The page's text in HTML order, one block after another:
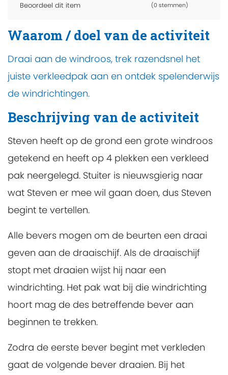
Beoordeel dit item (0 stemmen)
Waarom / doel van de activiteit
Draai aan de windroos, trek razendsnel het
juiste verkleedpak aan en ontdek spelenderwijs
de windrichtingen.
Beschrijving van de activiteit
Steven heeft op de grond een grote windroos
getekend en heeft op 4 plekken een verkleed
pak neergelegd. Stuiter is nieuwsgierig naar
wat Steven er mee wil gaan doen, dus Steven
begint te vertellen.
Alle bevers mogen om de beurten een draai
geven aan de draaischijf. Als de draaischijf
stopt met draaien wijst hij naar een
windrichting. Het pak wat bij die windrichting
hoort mag de des betreffende bever aan
beginnen te trekken.
Zodra de eerste bever begint met verkleden
gaat de volgende bever draaien. Bij het